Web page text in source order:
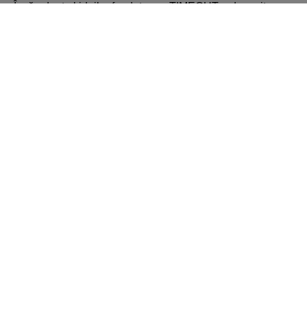
Încă adept al ideilor fondatoare, TIMEOUT a devenit o